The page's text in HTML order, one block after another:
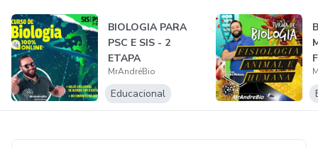
BIOLOGIA PARA
PSC E SIS - 2
ETAPA
MrAndréBio
Educacional